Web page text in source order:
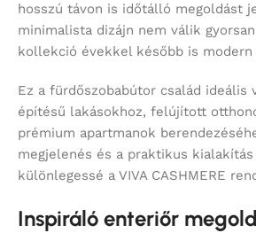
hosszú távon is időtálló megoldást
minimalista dizájn nem válik
kollekció évekkel később is
Ez a fürdőszobabútor család ideális
építésű lakásokhoz, felújított
prémium apartmanok
megjelenés és a praktikus
különlegessé a VIVA CASHMERE
Inspiráló enteriőr